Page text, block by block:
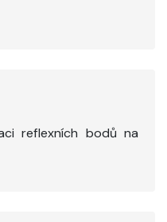
reflexních bodů na